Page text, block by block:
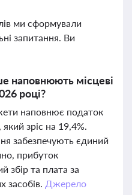
ми сформували
запитання. Ви
наповнюють місцеві
році?
наповнює податок
зріс на 19,4%.
забезпечують єдиний
прибуток
збір та плата за
засобів. Джерело